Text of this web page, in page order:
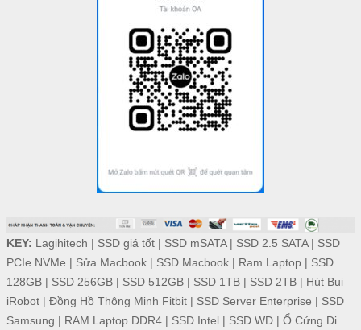
KEY: Lagihitech | SSD giá tốt| SSD mSATA| SSD 2.5 SATA| SSD
PCIe NVMe | Sửa Macbook| SSD Macbook| Ram Laptop| SSD
128GB| SSD 256GB| SSD 512GB| SSD 1TB| SSD 2TB| Hút Bụi
iRobot| Đồng Hồ Thông Minh Fitbit| SSD Server Enterprise | SSD
Samsung | RAM Laptop DDR4| SSD Intel| SSD WD| Ổ Cứng Di